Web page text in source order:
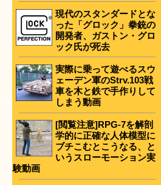
現代のスタンダードとな
った「グロック」拳銃の
開発者、ガストン・グロ
ック氏が死去
実際に乗って遊べるスウ
ェーデン軍のStrv.103戦
車を木と鉄で手作りして
しまう動画
[閲覧注意]RPG-7を解剖
学的に正確な人体模型に
ブチこむとこうなる、と
いうスローモーション実
験動画